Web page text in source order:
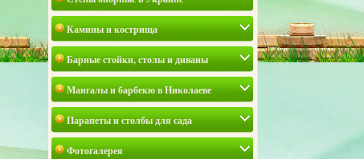
Камины и кострища
Барные стойки, столы и диваны
Мангалы и барбекю в Николаеве
Парапеты и столбы для сада
Фотогалерея